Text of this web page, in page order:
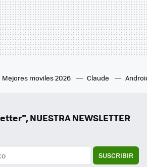
Mejores moviles 2026 Claude
NUESTRA NEWSLETTER
SUSCRIBIR